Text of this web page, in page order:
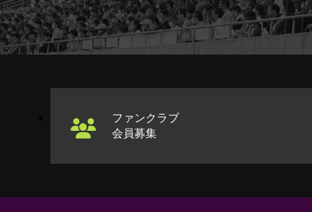
ファンクラブ
会員募集